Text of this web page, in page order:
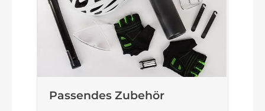
Sattel
Selle Royal Vivo Ergo
Gabel
KOGA alloy Feathershock 2.0 - 30mm travel with
Passendes Zubehör